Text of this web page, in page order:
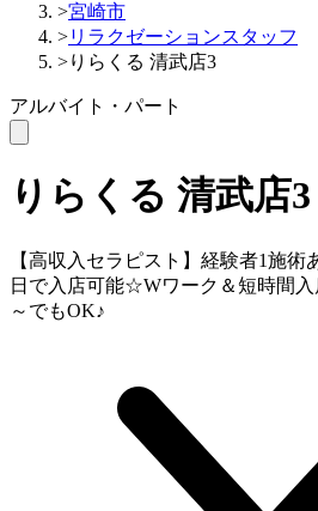
>宮崎市
>リラクゼーションスタッフ
>りらくる 清武店3
アルバイト・パート
りらくる 清武店3
【高収入セラピスト】経験者1施術
日で入店可能☆Wワーク＆短時間
～でもOK♪